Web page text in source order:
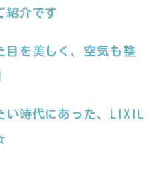
紹介です
目を美しく、空気も整
い時代にあった、LIXIL